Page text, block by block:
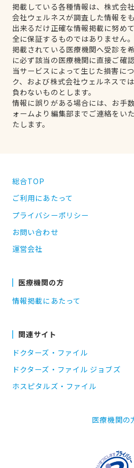
掲載している各種情報は、株式会
会社ウェルネスが調査した情報を
出来るだけ正確な情報掲載に努め
全に保証するものではありません。
掲載されている医療機関へ受診を
に必ず該当の医療機関に直接ご確認
当サービスによって生じた損害に
ク、および株式会社ウェルネスで
負わないものとします。
情報に誤りがある場合には、お手
ォームより編集部までご連絡をい
たします。
総合TOP
ご利用にあたって
プライバシーポリシー
お問い合わせ
運営会社
医療機関の方
情報掲載にあたって
関連サイト
ドクターズ・ファイル
ドクターズ・ファイル ジョブズ
ホスピタルズ・ファイル
医療機関の